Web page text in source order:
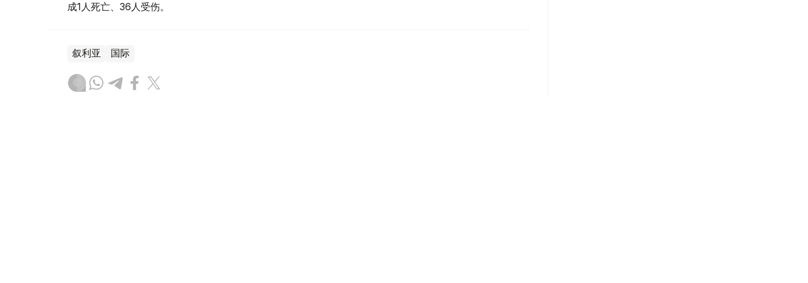
成1人死亡、36人受伤。
叙利亚 国际